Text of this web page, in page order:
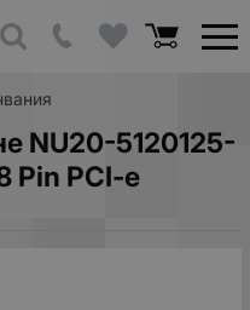
NU20-5120125-
Pin PCI-e